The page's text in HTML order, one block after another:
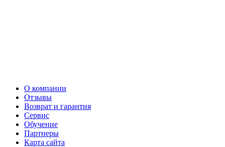
О компании
Отзывы
Возврат и гарантия
Сервис
Обучение
Партнеры
Карта сайта